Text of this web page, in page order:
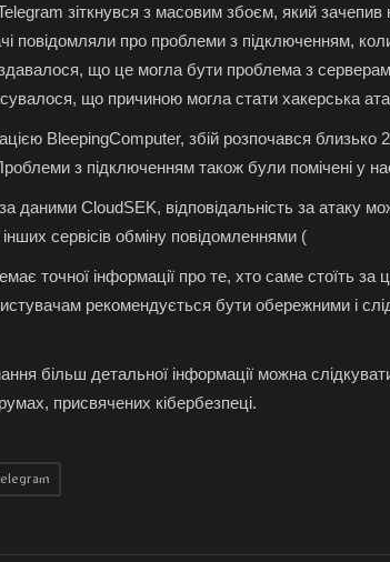
зіткнувся з масовим збоєм, який зачепив
повідомляли про проблеми з підключенням,
що це могла бути проблема з
що причиною могла стати хакерська
BleepingComputer, збій розпочався близько
з підключенням також були помічені у
даними CloudSEK, відповідальність за атаку
сервісів обміну повідомленнями​ (
точної інформації про те, хто саме стоїть за
рекомендується бути обережними і
більш детальної інформації можна
присвячених кібербезпеці.